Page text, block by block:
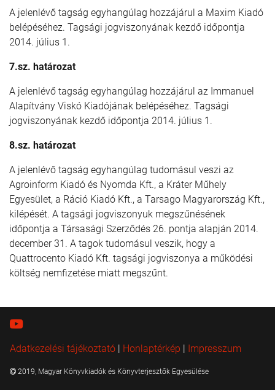
A jelenlévő tagság egyhangúlag hozzájárul a Maxim Kiadó
belépéséhez. Tagsági jogviszonyának kezdő időpontja
2014. július 1.
7.sz. határozat
A jelenlévő tagság egyhangúlag hozzájárul az Immanuel
Alapítvány Viskó Kiadójának belépéséhez. Tagsági
jogviszonyának kezdő időpontja 2014. július 1.
8.sz. határozat
A jelenlévő tagság egyhangúlag tudomásul veszi az
Agroinform Kiadó és Nyomda Kft., a Kráter Műhely
Egyesület, a Ráció Kiadó Kft., a Tarsago Magyarország Kft.,
kilépését. A tagsági jogviszonyuk megszűnésének
időpontja a Társasági Szerződés 26. pontja alapján 2014.
december 31. A tagok tudomásul veszik, hogy a
Quattrocento Kiadó Kft. tagsági jogviszonya a működési
költség nemfizetése miatt megszűnt.
Adatkezelési tájékoztató | Honlaptérkép | Impresszum
2019, Magyar Könyvkiadók és Könyvterjesztők Egyesülése